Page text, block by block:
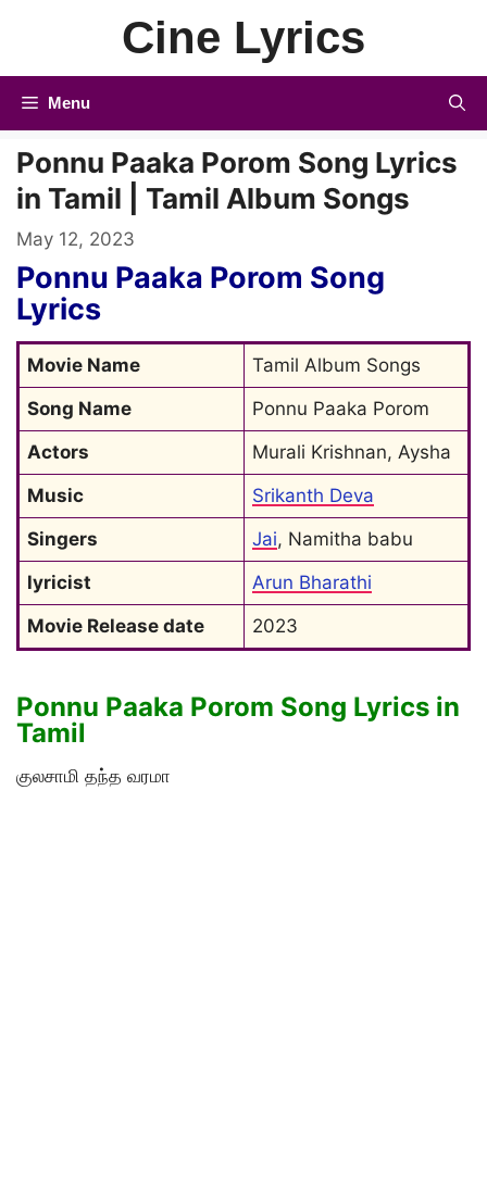
Cine Lyrics
Menu
Ponnu Paaka Porom Song Lyrics
in Tamil | Tamil Album Songs
May 12, 2023
Ponnu Paaka Porom Song
Lyrics
Movie Name
Tamil Album Songs
Song Name
Ponnu Paaka Porom
Actors
Murali Krishnan, Aysha
Music
Srikanth Deva
Singers
Jai, Namitha babu
lyricist
Arun Bharathi
Movie Release date
2023
Ponnu Paaka Porom Song Lyrics in
Tamil
குலசாமி தந்த வரமா